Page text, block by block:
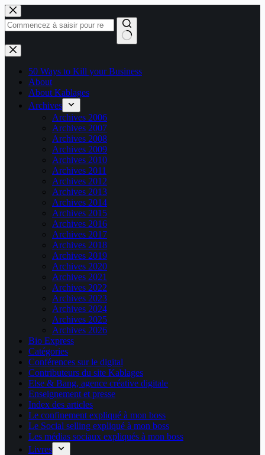
Passer
au
contenu
Aucun
résultat
50 Ways to Kill your Business
About
About Kablages
Archives
Archives 2006
Archives 2007
Archives 2008
Archives 2009
Archives 2010
Archives 2011
Archives 2012
Archives 2013
Archives 2014
Archives 2015
Archives 2016
Archives 2017
Archives 2018
Archives 2019
Archives 2020
Archives 2021
Archives 2022
Archives 2023
Archives 2024
Archives 2025
Archives 2026
Bio Express
Catégories
Conférences sur le digital
Contributeurs du site Kablages
Else & Bang, agence créative digitale
Enseignement et presse
Index des articles
Le confinement expliqué à mon boss
Le Social selling expliqué à mon boss
Les médias sociaux expliqués à mon boss
Livres